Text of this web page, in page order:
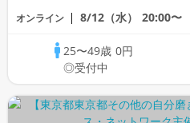
変わらないと感じる男性へ
オンライン 8/12（水） 20:00〜
25〜49歳0円
◎受付中